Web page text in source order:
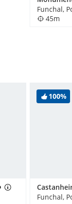
Funchal,
45m
100%
Funchal,